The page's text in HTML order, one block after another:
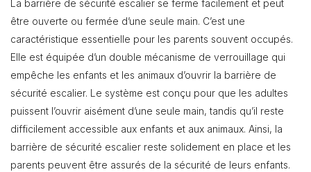
La barrière de sécurité escalier se ferme facilement et peut
être ouverte ou fermée d’une seule main. C’est une
caractéristique essentielle pour les parents souvent occupés.
Elle est équipée d’un double mécanisme de verrouillage qui
empêche les enfants et les animaux d’ouvrir la barrière de
sécurité escalier. Le système est conçu pour que les adultes
puissent l’ouvrir aisément d’une seule main, tandis qu’il reste
difficilement accessible aux enfants et aux animaux. Ainsi, la
barrière de sécurité escalier reste solidement en place et les
parents peuvent être assurés de la sécurité de leurs enfants.